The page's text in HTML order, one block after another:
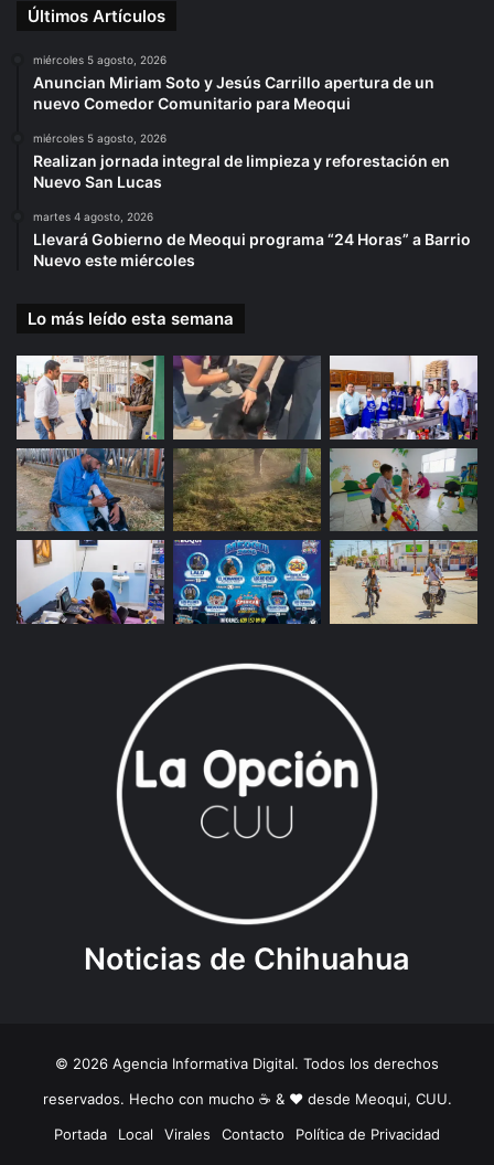
Últimos Artículos
miércoles 5 agosto, 2026
Anuncian Miriam Soto y Jesús Carrillo apertura de un
nuevo Comedor Comunitario para Meoqui
miércoles 5 agosto, 2026
Realizan jornada integral de limpieza y reforestación en
Nuevo San Lucas
martes 4 agosto, 2026
Llevará Gobierno de Meoqui programa “24 Horas” a Barrio
Nuevo este miércoles
Lo más leído esta semana
Noticias de Chihuahua
© 2026 Agencia Informativa Digital. Todos los derechos
reservados. Hecho con mucho ☕️ & ❤️ desde Meoqui, CUU.
Portada
Local Virales Contacto Política de Privacidad